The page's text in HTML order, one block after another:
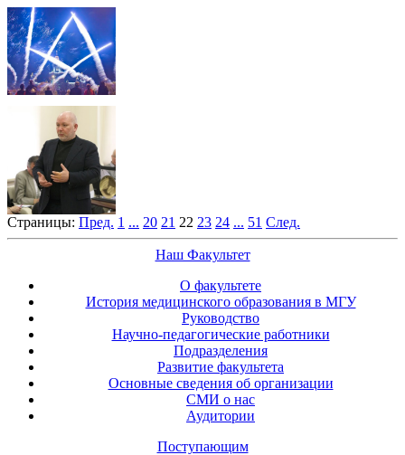
Страницы: Пред. 1 ... 20 21 22 23 24 ... 51 След.
Наш Факультет
О факультете
История медицинского образования в МГУ
Руководство
Научно-педагогические работники
Подразделения
Развитие факультета
Основные сведения об организации
СМИ о нас
Аудитории
Поступающим